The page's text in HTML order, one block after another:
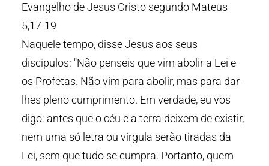
Evangelho de Jesus Cristo segundo Mateus
5,17-19
Naquele tempo, disse Jesus aos seus
discípulos: "Não penseis que vim abolir a Lei e
os Profetas. Não vim para abolir, mas para dar-
lhes pleno cumprimento. Em verdade, eu vos
digo: antes que o céu e a terra deixem de existir,
nem uma só letra ou vírgula serão tiradas da
Lei, sem que tudo se cumpra. Portanto, quem